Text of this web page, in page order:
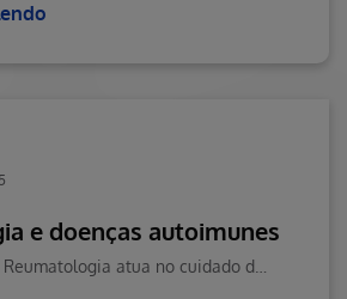
e doenças autoimunes